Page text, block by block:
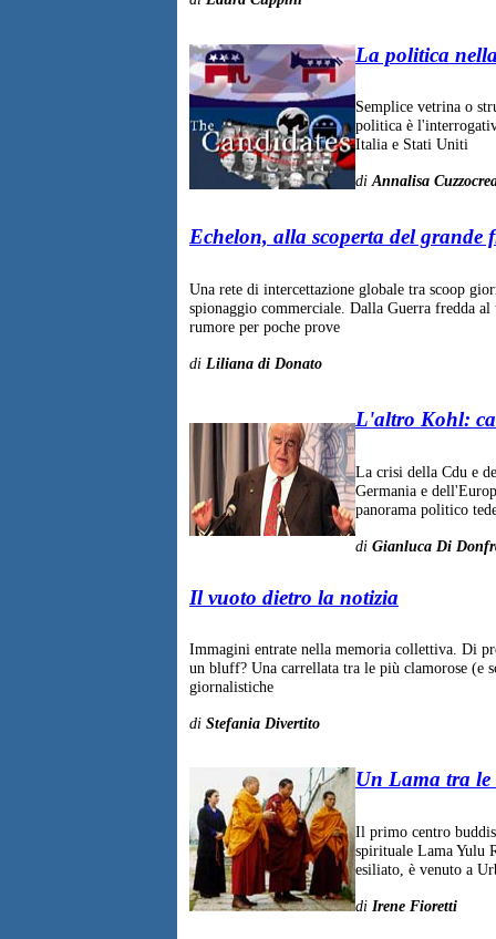
La politica
Semplice vetrina o
politica è
Italia e Stati Uniti
di Annalisa
Echelon, alla scoperta del grande
Una rete di intercettazione globale tra scoop
spionaggio commerciale. Dalla Guerra fredda
rumore per poche prove
di Liliana di Donato
L'altro Kohl:
La crisi della Cdu e
Germania e
panorama politico
di Gianluca Di
Il vuoto dietro la notizia
Immagini entrate nella memoria collettiva. Di
un bluff? Una carrellata tra le più clamorose (e
giornalistiche
di Stefania Divertito
Un Lama tra le
Il primo centro
spirituale Lama Yulu
esiliato, è venuto a
di Irene Fioretti